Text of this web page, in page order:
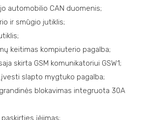
automobilio CAN duomenis;
ir smūgio jutiklis;
keitimas kompiuterio pagalba;
skirta GSM komunikatoriui GSW1;
įvesti slapto mygtuko pagalba;
blokavimas integruota 30A
įėjimas;